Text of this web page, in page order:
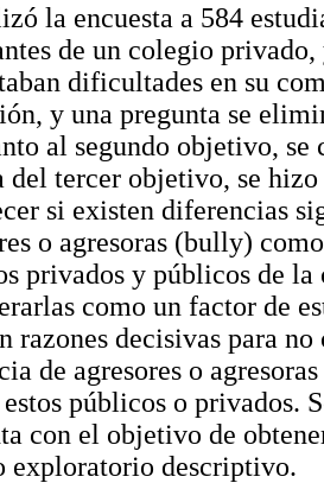
la encuesta a 584
de un colegio
dificultades en su
y una pregunta se
al segundo objetivo, se
del tercer objetivo, se
si existen diferencias
o agresoras (bully)
privados y públicos de
como un factor de
razones decisivas para
de agresores o
públicos o privados.
con el objetivo de
exploratorio descriptivo.